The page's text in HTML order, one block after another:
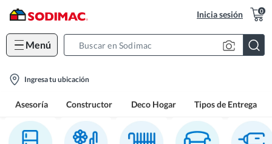
Inicia sesión 0
Menú
location-
Ingresa tu ubicación
Asesoría Constructor Deco Hogar Tipos de Entrega